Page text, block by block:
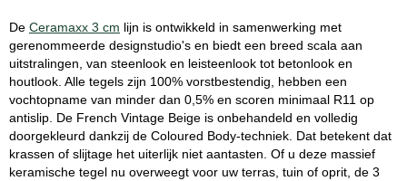
De Ceramaxx 3 cm lijn is ontwikkeld in samenwerking met
gerenommeerde designstudio's en biedt een breed scala aan
uitstralingen, van steenlook en leisteenlook tot betonlook en
houtlook. Alle tegels zijn 100% vorstbestendig, hebben een
vochtopname van minder dan 0,5% en scoren minimaal R11 op
antislip. De French Vintage Beige is onbehandeld en volledig
doorgekleurd dankzij de Coloured Body-techniek. Dat betekent dat
krassen of slijtage het uiterlijk niet aantasten. Of u deze massief
keramische tegel nu overweegt voor uw terras, tuin of oprit, de 3